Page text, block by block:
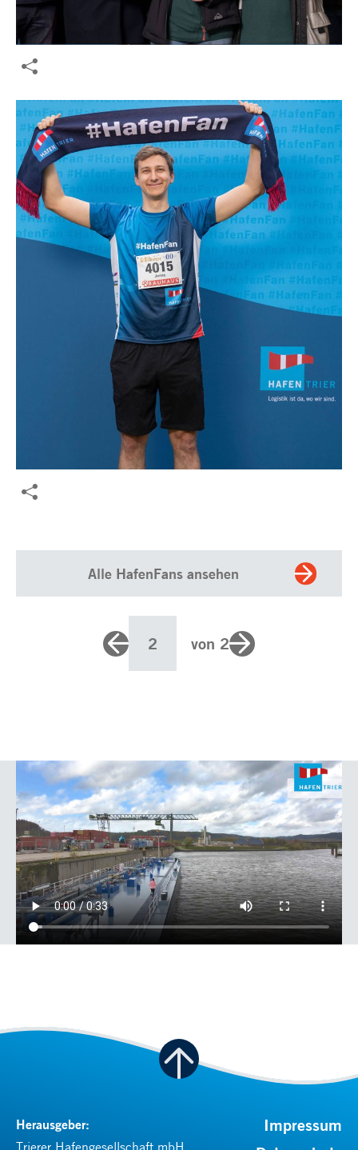
2 von 2
Alle HafenFans ansehen
Herausgeber:
Impressum